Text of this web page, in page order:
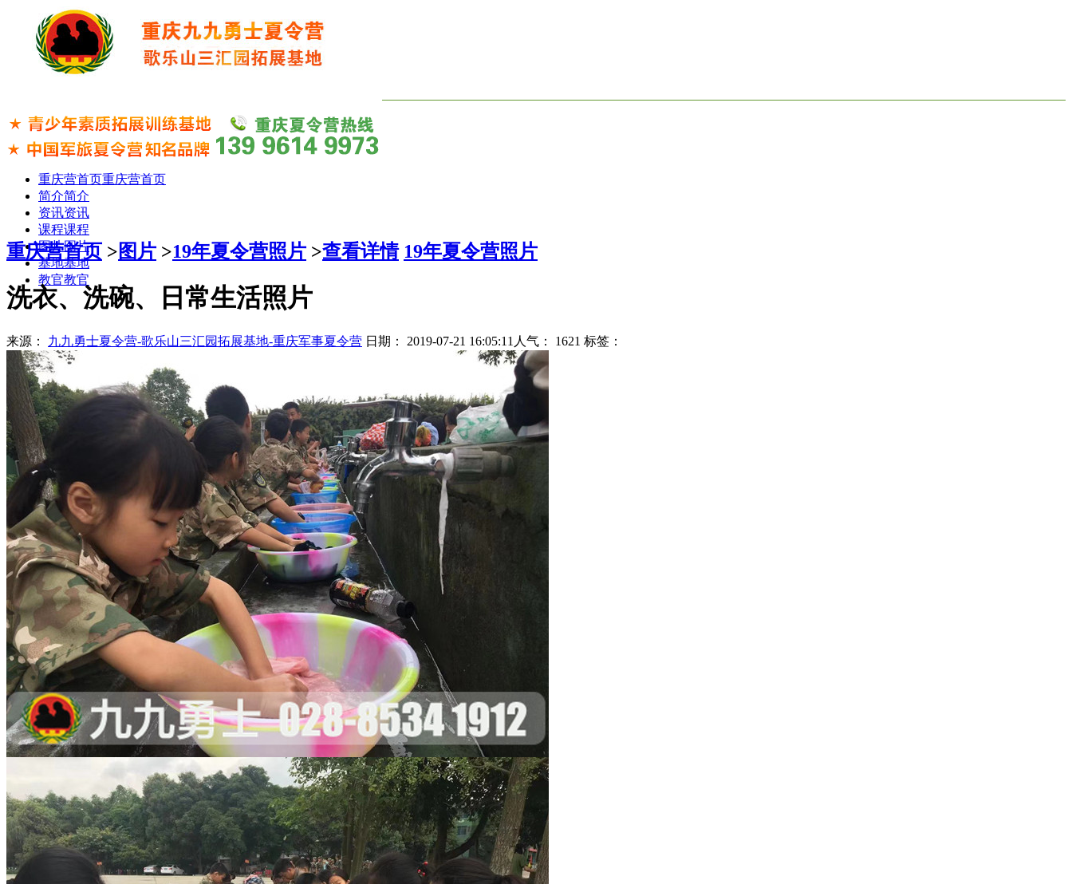
重庆营首页重庆营首页
简介简介
资讯资讯
课程课程
图片图片
基地基地
教官教官
重庆营首页 >图片 >19年夏令营照片 >查看详情 19年夏令营照片
洗衣、洗碗、日常生活照片
来源： 九九勇士夏令营-歌乐山三汇园拓展基地-重庆军事夏令营 日期： 2019-07-21 16:05:11人气： 1621 标签：